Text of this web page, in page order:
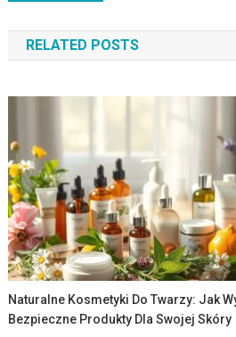
wpisu
RELATED POSTS
Naturalne Kosmetyki Do Twarzy: Jak
Bezpieczne Produkty Dla Swojej Skóry